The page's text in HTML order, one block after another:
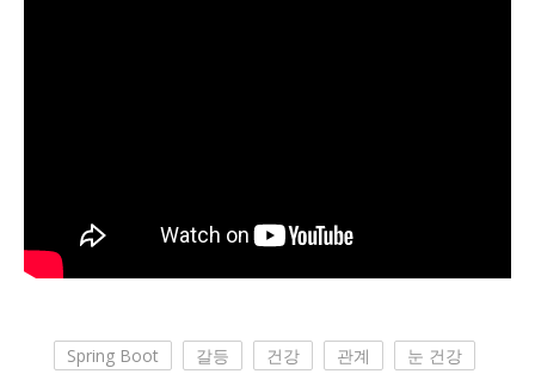
Spring Boot 갈등 건강 관계
눈 건강